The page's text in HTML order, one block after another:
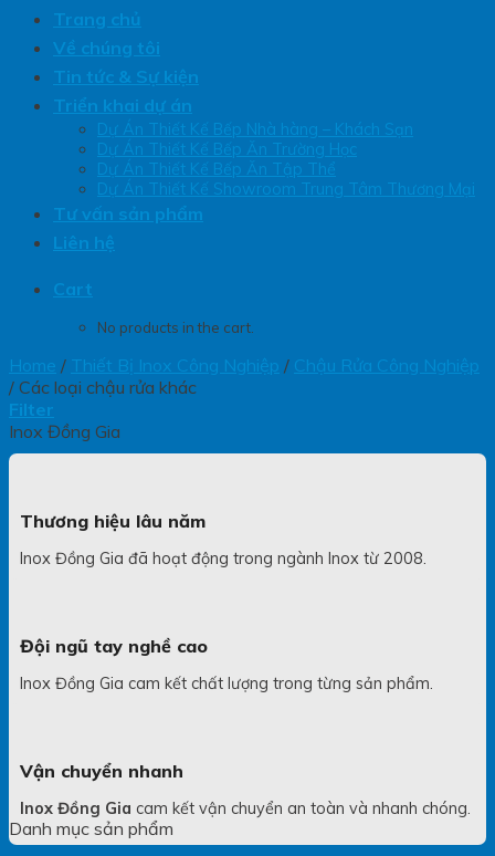
Trang chủ
Về chúng tôi
Tin tức & Sự kiện
Triển khai dự án
Dự Án Thiết Kế Bếp Nhà hàng – Khách Sạn
Dự Án Thiết Kế Bếp Ăn Trường Học
Dự Án Thiết Kế Bếp Ăn Tập Thể
Dự Án Thiết Kế Showroom Trung Tâm Thương Mại
Tư vấn sản phẩm
Liên hệ
Cart
No products in the cart.
Home / Thiết Bị Inox Công Nghiệp / Chậu Rửa Công Nghiệp
/ Các loại chậu rửa khác
Filter
Inox Đồng Gia
Thương hiệu lâu năm
Inox Đồng Gia đã hoạt động trong ngành Inox từ 2008.
Đội ngũ tay nghề cao
Inox Đồng Gia cam kết chất lượng trong từng sản phẩm.
Vận chuyển nhanh
Inox Đồng Gia cam kết vận chuyển an toàn và nhanh chóng.
Danh mục sản phẩm